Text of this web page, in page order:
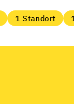
1 Standort